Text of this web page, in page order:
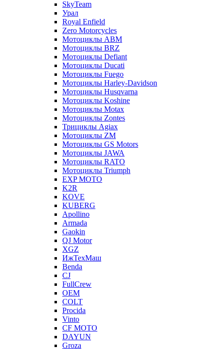
SkyTeam
Урал
Royal Enfield
Zero Motorcycles
Мотоциклы ABM
Мотоциклы BRZ
Мотоциклы Defiant
Мотоциклы Ducati
Мотоциклы Fuego
Мотоциклы Harley-Davidson
Мотоциклы Husqvarna
Мотоциклы Koshine
Мотоциклы Motax
Мотоциклы Zontes
Трициклы Agiax
Мотоциклы ZM
Мотоциклы GS Motors
Мотоциклы JAWA
Мотоциклы RATO
Мотоциклы Triumph
EXP MOTO
K2R
KOVE
KUBERG
Apollino
Armada
Gaokin
QJ Motor
XGZ
ИжТехМаш
Benda
CJ
FullCrew
OEM
COLT
Procida
Vinto
CF MOTO
DAYUN
Groza